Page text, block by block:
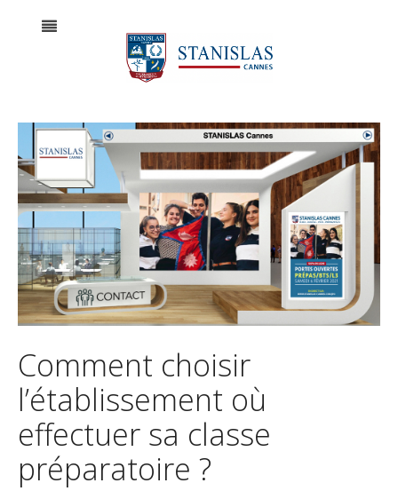
Comment choisir
l’établissement où
effectuer sa classe
préparatoire ?